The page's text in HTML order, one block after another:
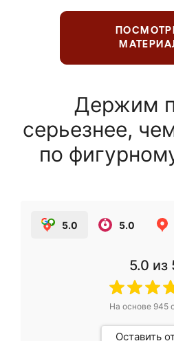
Держим
серьезнее,
по
5.0 5.0
5.0 из
На основе 945
Оставить